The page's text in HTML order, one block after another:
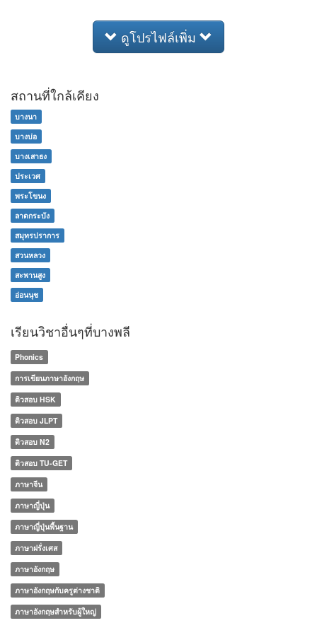
ดูโปรไฟล์เพิ่ม
สถานที่ใกล้เคียง
บางนา
บางบ่อ
บางเสาธง
ประเวศ
พระโขนง
ลาดกระบัง
สมุทรปราการ
สวนหลวง
สะพานสูง
อ่อนนุช
เรียนวิชาอื่นๆที่บางพลี
Phonics
การเขียนภาษาอังกฤษ
ติวสอบ HSK
ติวสอบ JLPT
ติวสอบ N2
ติวสอบ TU-GET
ภาษาจีน
ภาษาญี่ปุ่น
ภาษาญี่ปุ่นพื้นฐาน
ภาษาฝรั่งเศส
ภาษาอังกฤษ
ภาษาอังกฤษกับครูต่างชาติ
ภาษาอังกฤษสำหรับผู้ใหญ่